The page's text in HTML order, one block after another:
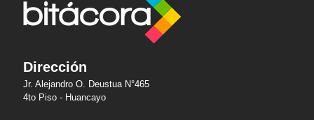
Dirección
Jr. Alejandro O. Deustua N°465
4to Piso - Huancayo